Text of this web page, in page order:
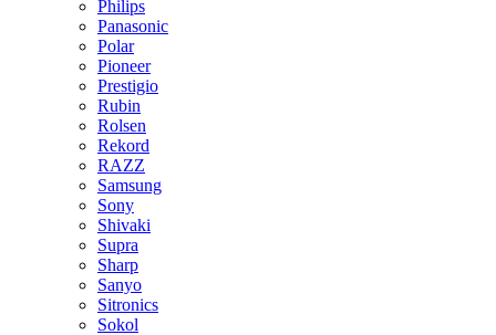
Philips
Panasonic
Polar
Pioneer
Prestigio
Rubin
Rolsen
Rekord
RAZZ
Samsung
Sony
Shivaki
Supra
Sharp
Sanyo
Sitronics
Sokol